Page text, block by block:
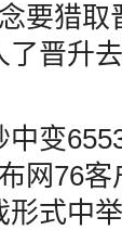
要猎
了晋升
变
网76
式中